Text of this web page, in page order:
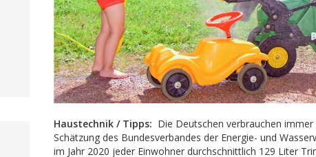
Haustechnik / Tipps: Die Deutschen verbrauchen
Schätzung des Bundesverbandes der Energie- und
im Jahr 2020 jeder Einwohner durchschnittlich 129 Liter